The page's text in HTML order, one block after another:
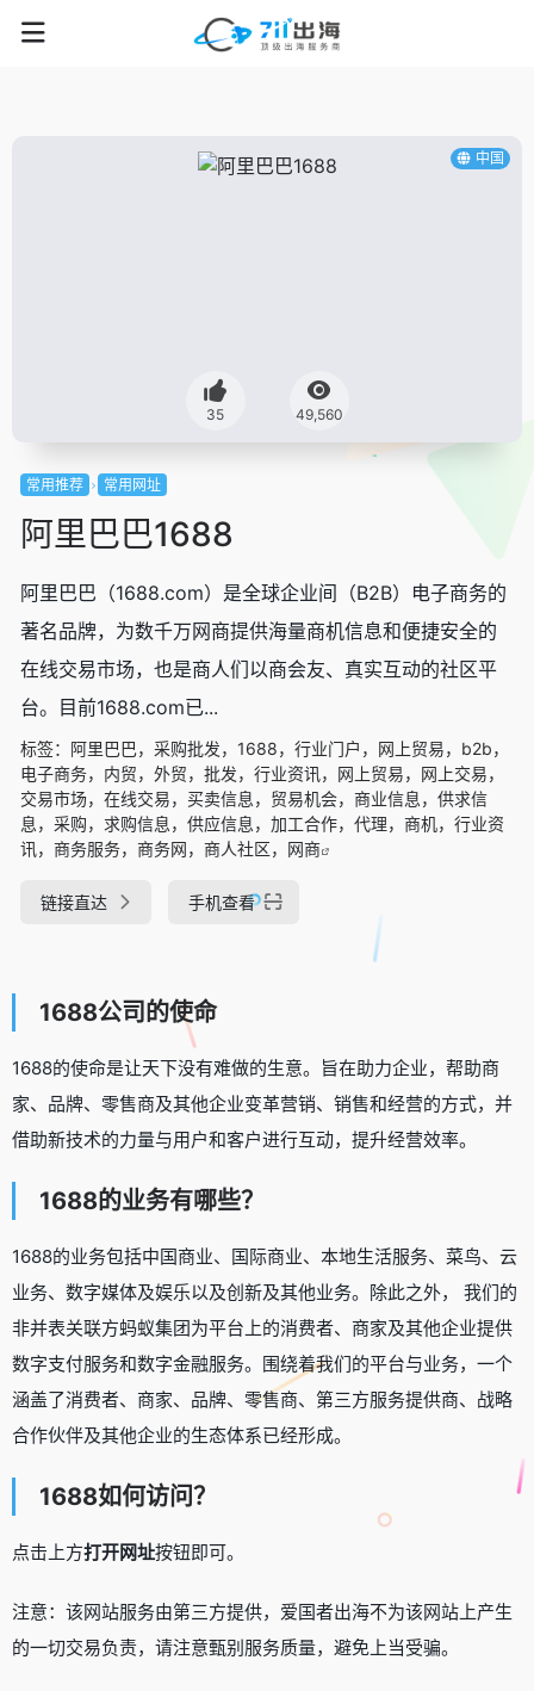
中国
35 49,560
常用推荐 常用网址
阿里巴巴1688
阿里巴巴（1688.com）是全球企业间（B2B）电子商务的
著名品牌，为数千万网商提供海量商机信息和便捷安全的
在线交易市场，也是商人们以商会友、真实互动的社区平
台。目前1688.com已...
标签： 阿里巴巴，采购批发，1688，行业门户，网上贸易，b2b，
电子商务，内贸，外贸，批发，行业资讯，网上贸易，网上交易，
交易市场，在线交易，买卖信息，贸易机会，商业信息，供求信
息，采购，求购信息，供应信息，加工合作，代理，商机，行业资
讯，商务服务，商务网，商人社区，网商
链接直达 手机查看
1688公司的使命
1688的使命是让天下没有难做的生意。旨在助力企业，帮助商
家、品牌、零售商及其他企业变革营销、销售和经营的方式，并
借助新技术的力量与用户和客户进行互动，提升经营效率。
1688的业务有哪些？
1688的业务包括中国商业、国际商业、本地生活服务、菜鸟、云
业务、数字媒体及娱乐以及创新及其他业务。除此之外， 我们的
非并表关联方蚂蚁集团为平台上的消费者、商家及其他企业提供
数字支付服务和数字金融服务。围绕着我们的平台与业务，一个
涵盖了消费者、商家、品牌、零售商、第三方服务提供商、战略
合作伙伴及其他企业的生态体系已经形成。
1688如何访问？
点击上方打开网址按钮即可。
注意：该网站服务由第三方提供，爱国者出海不为该网站上产生
的一切交易负责，请注意甄别服务质量，避免上当受骗。